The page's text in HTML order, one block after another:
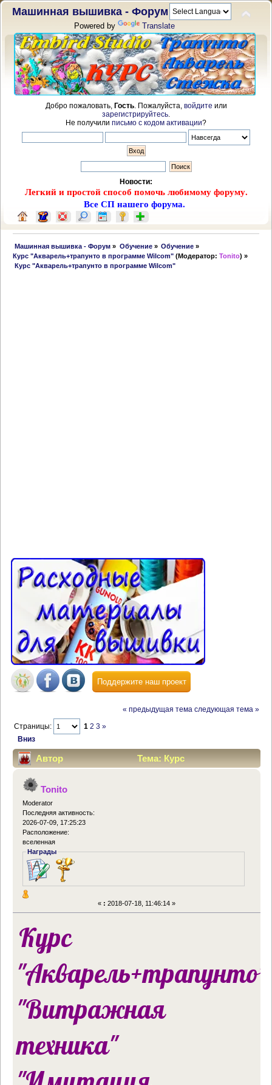
Машинная вышивка - Форум
Powered by Translate
Добро пожаловать, Гость. Пожалуйста, войдите или
зарегистрируйтесь
Не получили письмо с кодом активации?
Новости:
Легкий и простой способ помочь любимому форуму.
Все СП нашего форума.
Машинная вышивка - Форум » Обучение» Обучение »
Курс "Акварель+трапунто в программе Wilcom" (Модератор:Tonito) »
Курс "Акварель+трапунто в программе Wilcom"
Поддержите наш проект
« предыдущая тема следующая тема »
Страницы: 1 2 3 »
Вниз
Автор
Тема: Курс
"Акварель+трапунто в программе Wilcom"
(Прочитано 135728 раз)
Tonito
Moderator
Последняя активность:
2026-07-09, 17:25:23
Расположение:
вселенная
Награды
« : 2018-07-18, 11:46:14 »
Курс
"Акварель+трапунто"
"Витражная
техника"